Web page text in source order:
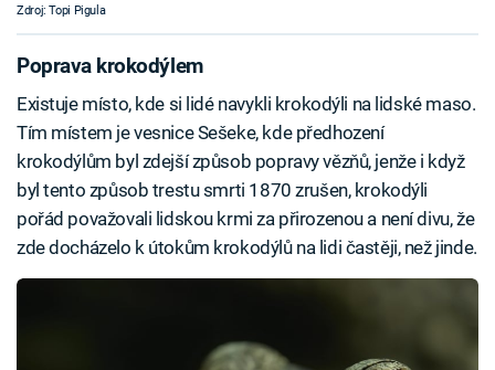
Zdroj: Topi Pigula
Poprava krokodýlem
Existuje místo, kde si lidé navykli krokodýli na lidské maso.
Tím místem je vesnice Sešeke, kde předhození
krokodýlům byl zdejší způsob popravy vězňů, jenže i když
byl tento způsob trestu smrti 1870 zrušen, krokodýli
pořád považovali lidskou krmi za přirozenou a není divu, že
zde docházelo k útokům krokodýlů na lidi častěji, než jinde.